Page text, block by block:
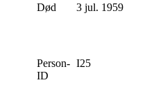
Død 3 jul. 1959
Person-
ID
I25